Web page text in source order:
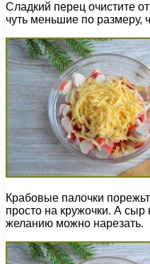
Сладкий перец очистите
чуть меньшие по размеру,
Крабовые палочки
просто на кружочки. А сыр
желанию можно нарезать.